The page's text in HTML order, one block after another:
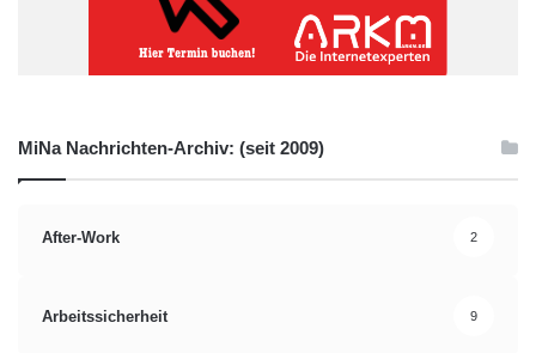
MiNa Nachrichten-Archiv: (seit 2009)
After-Work 2
Arbeitssicherheit 9